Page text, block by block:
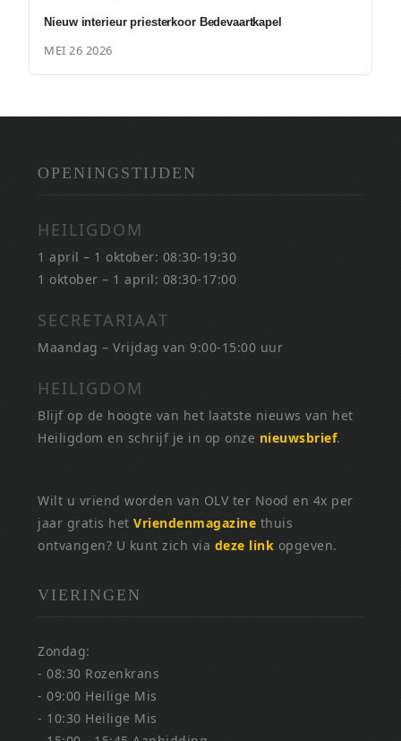
Nieuw interieur priesterkoor Bedevaartkapel
MEI 26 2026
OPENINGSTIJDEN
HEILIGDOM
1 april – 1 oktober: 08:30-19:30
1 oktober – 1 april: 08:30-17:00
SECRETARIAAT
Maandag – Vrijdag van 9:00-15:00 uur
HEILIGDOM
Blijf op de hoogte van het laatste nieuws van het
Heiligdom en schrijf je in op onze nieuwsbrief.
Wilt u vriend worden van OLV ter Nood en 4x per
jaar gratis hetVriendenmagazine thuis
ontvangen? U kunt zich via deze link opgeven.
VIERINGEN
Zondag:
- 08:30 Rozenkrans
- 09:00 Heilige Mis
- 10:30 Heilige Mis